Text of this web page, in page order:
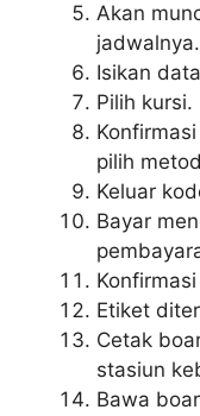
Akan
Isikan
Pilih kursi.
pilih
Keluar
Bayar
Etiket
Cetak
stasiun
Bawa